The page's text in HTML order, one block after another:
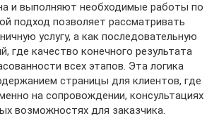
и выполняют необходимые работы по
подход позволяет рассматривать
услугу, а как последовательную
где качество конечного результата
всех этапов. Эта логика
страницы для клиентов, где
на сопровождении, консультациях
возможностях для заказчика.